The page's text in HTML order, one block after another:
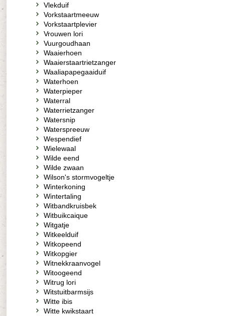
Vlekduif
Vorkstaartmeeuw
Vorkstaartplevier
Vrouwen lori
Vuurgoudhaan
Waaierhoen
Waaierstaartrietzanger
Waaliapapegaaiduif
Waterhoen
Waterpieper
Waterral
Waterrietzanger
Watersnip
Waterspreeuw
Wespendief
Wielewaal
Wilde eend
Wilde zwaan
Wilson's stormvogeltje
Winterkoning
Wintertaling
Witbandkruisbek
Witbuikcaique
Witgatje
Witkeelduif
Witkopeend
Witkopgier
Witnekkraanvogel
Witoogeend
Witrug lori
Witstuitbarmsijs
Witte ibis
Witte kwikstaart